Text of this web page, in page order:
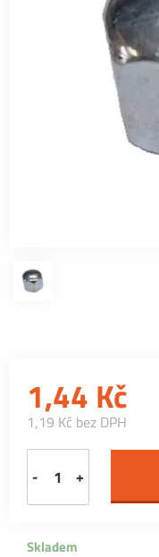
1,44 Kč
1,19 Kč bez DPH
- +
Skladem